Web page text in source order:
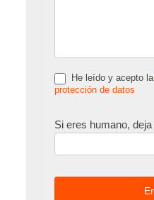
He leído y acepto la
protección de datos
Si eres humano,